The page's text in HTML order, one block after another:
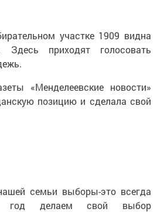
участке 1909 видна
Здесь приходят голосовать
«Менделеевские новости»
позицию и сделала свой
семьи выборы-это всегда
год делаем свой выбор